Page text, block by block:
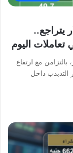
يتراجع..
اليوم
مع ارتفاع
داخل